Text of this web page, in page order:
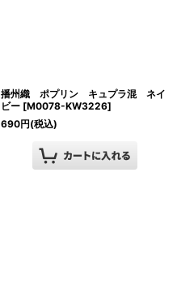
播州織 ポプリン キュプラ混 ネイ
ビー [M0078-KW3226]
690円(税込)